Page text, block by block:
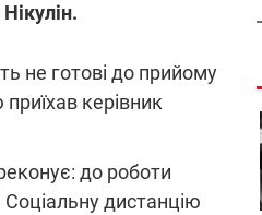
не готові до прийому
керівник
до роботи
дистанцію